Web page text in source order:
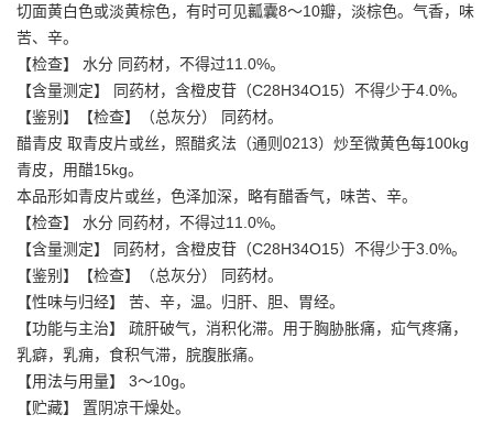
切面黄白色或淡黄棕色，有时可见瓤囊8～10瓣，淡棕色。气香，味
苦、辛。
【检查】 水分 同药材，不得过11.0%。
【含量测定】 同药材，含橙皮苷（C28H34O15）不得少于4.0%。
【鉴别】【检查】（总灰分） 同药材。
醋青皮 取青皮片或丝，照醋炙法（通则0213）炒至微黄色每100kg
青皮，用醋15kg。
本品形如青皮片或丝，色泽加深，略有醋香气，味苦、辛。
【检查】 水分 同药材，不得过11.0%。
【含量测定】 同药材，含橙皮苷（C28H34O15）不得少于3.0%。
【鉴别】【检查】（总灰分） 同药材。
【性味与归经】 苦、辛，温。归肝、胆、胃经。
【功能与主治】 疏肝破气，消积化滞。用于胸胁胀痛，疝气疼痛，
乳癖，乳痈，食积气滞，脘腹胀痛。
【用法与用量】 3～10g。
【贮藏】 置阴凉干燥处。